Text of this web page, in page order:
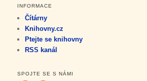
INFORMACE
Čítárny
Knihovny.cz
Ptejte se knihovny
RSS kanál
SPOJTE SE S NÁMI